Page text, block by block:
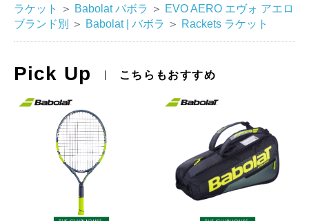
ラケット
＞ Babolat バボラ ＞ EVO AERO エヴォ アエロ
ブランド別
＞ Babolat | バボラ ＞ Rackets ラケット
Pick Up こちらもおすすめ